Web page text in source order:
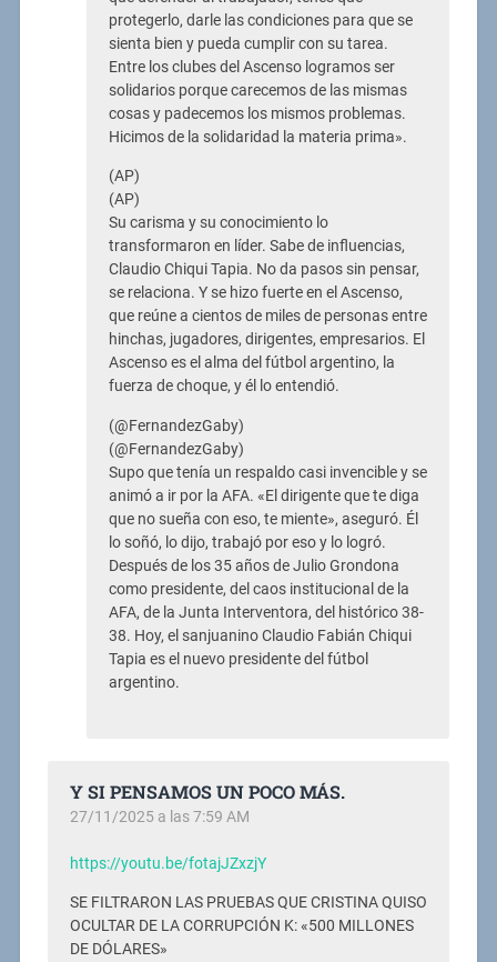
protegerlo, darle las condiciones para que se
sienta bien y pueda cumplir con su tarea.
Entre los clubes del Ascenso logramos ser
solidarios porque carecemos de las mismas
cosas y padecemos los mismos problemas.
Hicimos de la solidaridad la materia prima».
(AP)
(AP)
Su carisma y su conocimiento lo
transformaron en líder. Sabe de influencias,
Claudio Chiqui Tapia. No da pasos sin pensar,
se relaciona. Y se hizo fuerte en el Ascenso,
que reúne a cientos de miles de personas entre
hinchas, jugadores, dirigentes, empresarios. El
Ascenso es el alma del fútbol argentino, la
fuerza de choque, y él lo entendió.
(@FernandezGaby)
(@FernandezGaby)
Supo que tenía un respaldo casi invencible y se
animó a ir por la AFA. «El dirigente que te diga
que no sueña con eso, te miente», aseguró. Él
lo soñó, lo dijo, trabajó por eso y lo logró.
Después de los 35 años de Julio Grondona
como presidente, del caos institucional de la
AFA, de la Junta Interventora, del histórico 38-
38. Hoy, el sanjuanino Claudio Fabián Chiqui
Tapia es el nuevo presidente del fútbol
argentino.
Y SI PENSAMOS UN POCO MÁS.
27/11/2025 a las 7:59 AM
https://youtu.be/fotajJZxzjY
SE FILTRARON LAS PRUEBAS QUE CRISTINA QUISO
OCULTAR DE LA CORRUPCIÓN K: «500 MILLONES
DE DÓLARES»